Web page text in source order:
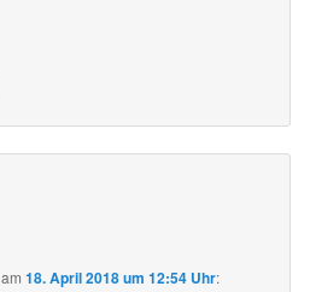
am18. April 2018 um 12:54 Uhr: